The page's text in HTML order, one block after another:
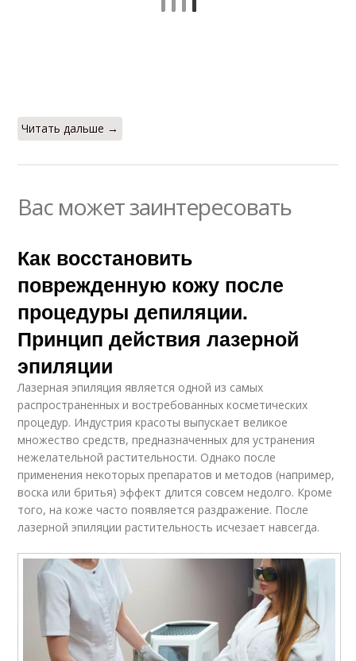
Читать дальше →
Вас может заинтересовать
Как восстановить
поврежденную кожу после
процедуры депиляции.
Принцип действия лазерной
эпиляции
Лазерная эпиляция является одной из самых
распространенных и востребованных косметических
процедур. Индустрия красоты выпускает великое
множество средств, предназначенных для устранения
нежелательной растительности. Однако после
применения некоторых препаратов и методов (например,
воска или бритья) эффект длится совсем недолго. Кроме
того, на коже часто появляется раздражение. После
лазерной эпиляции растительность исчезает навсегда.